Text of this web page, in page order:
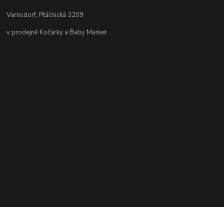
Varnsdorf, Ptáčnická 3209
v prodejně Kočárky a Baby Market